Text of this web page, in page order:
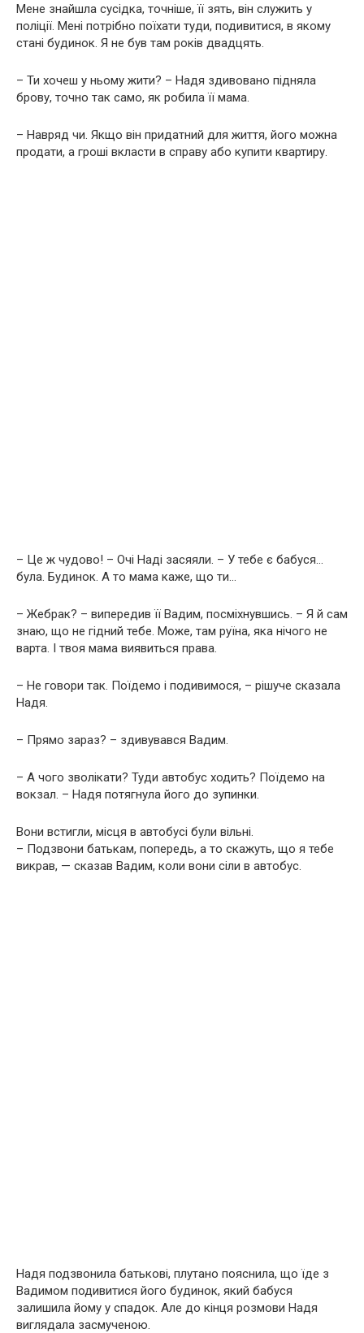
Мене знайшла сусідка, точніше, її зять, він служить у
поліції. Мені потрібно поїхати туди, подивитися, в якому
стані будинок. Я не був там років двадцять.
– Ти хочеш у ньому жити? – Надя здивовано підняла
брову, точно так само, як робила її мама.
– Навряд чи. Якщо він придатний для життя, його можна
продати, а гроші вкласти в справу або купити квартиру.
– Це ж чудово! – Очі Наді засяяли. – У тебе є бабуся…
була. Будинок. А то мама каже, що ти…
– Жебрак? – випередив її Вадим, посміхнувшись. – Я й сам
знаю, що не гідний тебе. Може, там руїна, яка нічого не
варта. І твоя мама виявиться права.
– Не говори так. Поїдемо і подивимося, – рішуче сказала
Надя.
– Прямо зараз? – здивувався Вадим.
– А чого зволікати? Туди автобус ходить? Поїдемо на
вокзал. – Надя потягнула його до зупинки.
Вони встигли, місця в автобусі були вільні.
– Подзвони батькам, попередь, а то скажуть, що я тебе
викрав, — сказав Вадим, коли вони сіли в автобус.
Надя подзвонила батькові, плутано пояснила, що їде з
Вадимом подивитися його будинок, який бабуся
залишила йому у спадок. Але до кінця розмови Надя
виглядала засмученою.